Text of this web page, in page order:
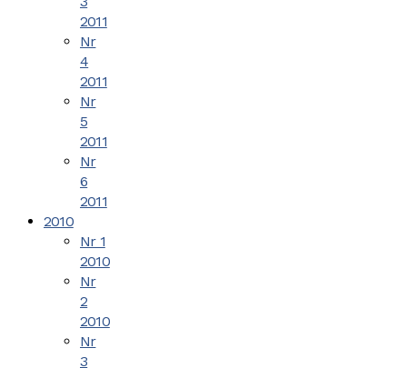
2011
Nr
4
2011
Nr
5
2011
Nr
6
2011
2010
Nr 1
2010
Nr
2
2010
Nr
3